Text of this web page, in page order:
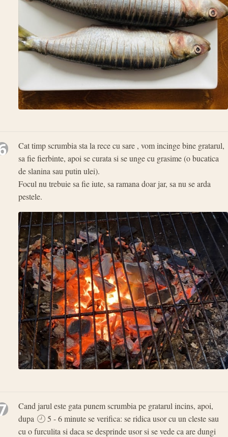
Cat timp scrumbia sta la rece cu sare , vom incinge bine gratarul,
sa fie fierbinte, apoi se curata si se unge cu grasime (o bucatica
de slanina sau putin ulei).
Focul nu trebuie sa fie iute, sa ramana doar jar, sa nu se arda
pestele.
Cand jarul este gata punem scrumbia pe gratarul incins, apoi,
dupa
5 - 6 minute se verifica: se ridica usor cu un cleste sau
cu o furculita si daca se desprinde usor si se vede ca are dungi